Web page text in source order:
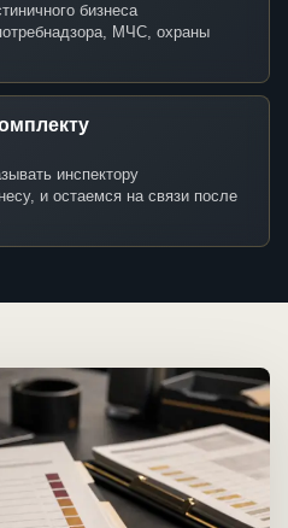
бизнеса
МЧС, охраны
инспектору
и остаемся на связи после